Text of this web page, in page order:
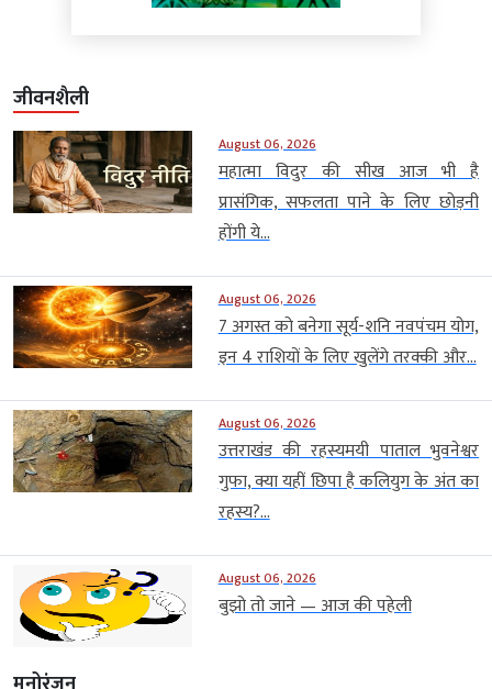
जीवनशैली
August 06, 2026
महात्मा विदुर की सीख आज भी है
प्रासंगिक, सफलता पाने के लिए छोड़नी
होंगी ये...
August 06, 2026
7 अगस्त को बनेगा सूर्य-शनि नवपंचम योग,
इन 4 राशियों के लिए खुलेंगे तरक्की और...
August 06, 2026
उत्तराखंड की रहस्यमयी पाताल भुवनेश्वर
गुफा, क्या यहीं छिपा है कलियुग के अंत का
रहस्य?...
August 06, 2026
बुझो तो जाने — आज की पहेली